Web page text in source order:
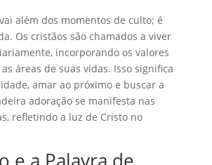
além dos momentos de culto; é
Os cristãos são chamados a viver
incorporando os valores
áreas de suas vidas. Isso significa
amar ao próximo e buscar a
adoração se manifesta nas
refletindo a luz de Cristo no